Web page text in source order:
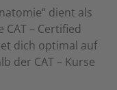
dient als
– Certified
dich optimal auf
der CAT – Kurse